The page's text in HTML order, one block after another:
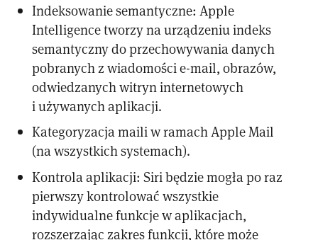
Indeksowanie semantyczne: Apple
Intelligence tworzy na urządzeniu indeks
semantyczny do przechowywania danych
pobranych z wiadomości e-mail, obrazów,
odwiedzanych witryn internetowych
i używanych aplikacji.
Kategoryzacja maili w ramach Apple Mail
(na wszystkich systemach).
Kontrola aplikacji: Siri będzie mogła po raz
pierwszy kontrolować wszystkie
indywidualne funkcje w aplikacjach,
rozszerzając zakres funkcji, które może